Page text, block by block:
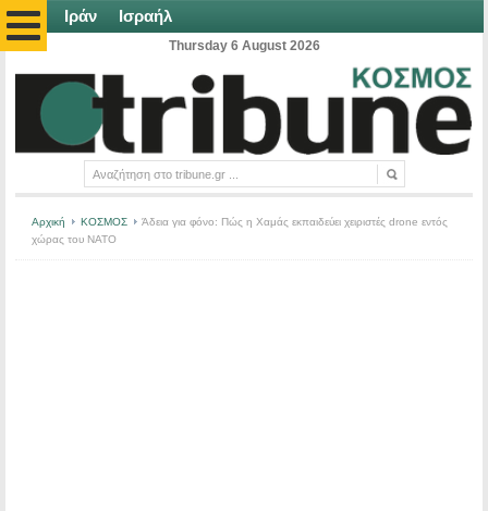
Ιράν Ισραήλ
Thursday 6 August 2026
Αρχική ΚΟΣΜΟΣ
Άδεια για φόνο: Πώς η Χαμάς εκπαιδεύει χειριστές drone εντός
χώρας του ΝΑΤΟ